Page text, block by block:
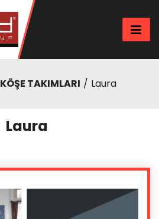
KÖŞE TAKIMLARI Laura
Laura